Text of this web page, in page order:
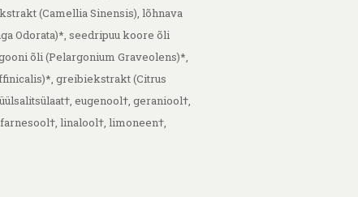
(Camellia Sinensis), lõhnava
Odorata)*, seedripuu koore õli
õli (Pelargonium Graveolens)*,
greibiekstrakt (Citrus
eugenool†, geraniool†,
linalool†, limoneen†,